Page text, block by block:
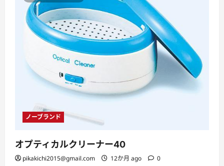
ノーブランド
オプティカルクリーナー40
pikakichi2015@gmail.com 12か月 ago 0